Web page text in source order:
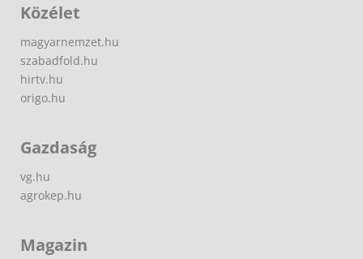
Közélet
magyarnemzet.hu
szabadfold.hu
hirtv.hu
origo.hu
Gazdaság
vg.hu
agrokep.hu
Magazin